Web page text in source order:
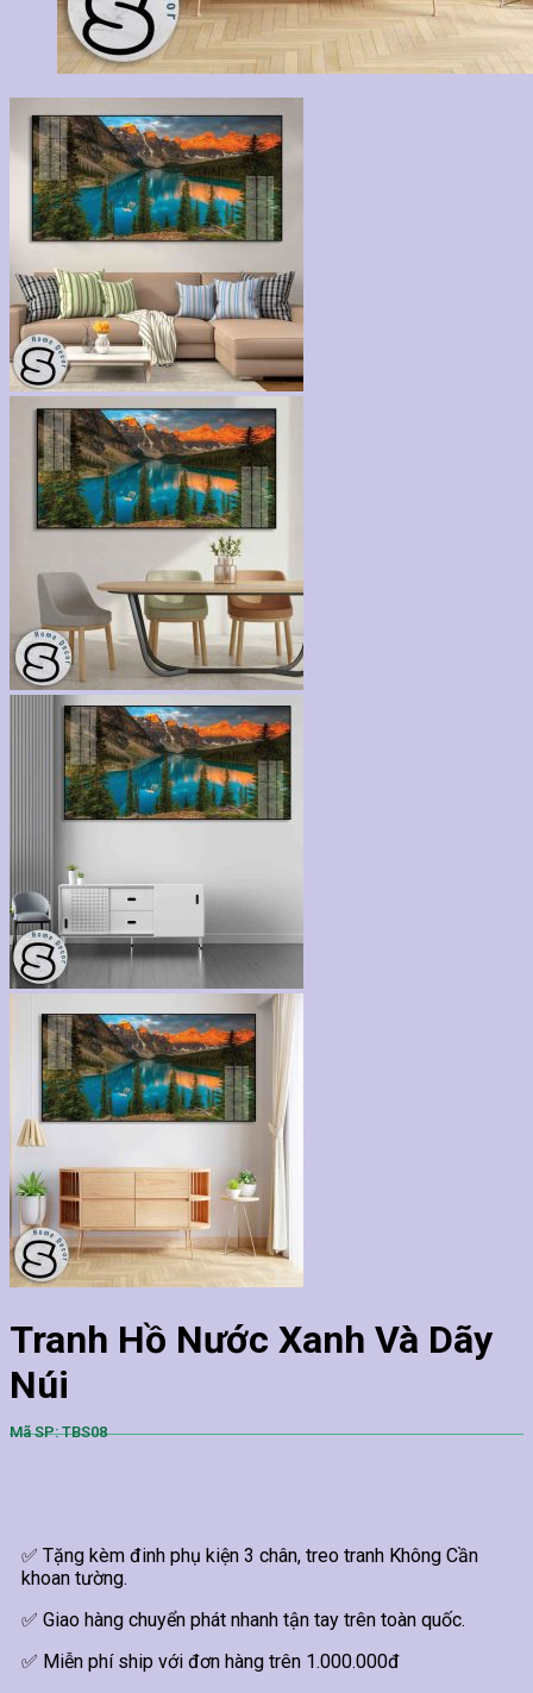
Tranh Hồ Nước Xanh Và Dãy
Núi
Mã SP: TBS08
✅ Tặng kèm đinh phụ kiện 3 chân, treo tranh Không Cần
khoan tường.
✅ Giao hàng chuyển phát nhanh tận tay trên toàn quốc.
✅ Miễn phí ship với đơn hàng trên 1.000.000đ